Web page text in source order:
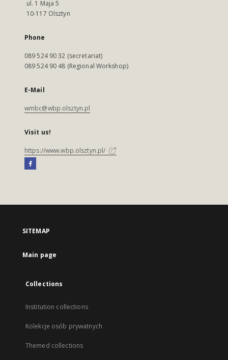
ul. 1 Maja 5
10-117 Olsztyn
Phone
089 524 90 32 (secretariat)
089 524 90 48 (Regional Workshop)
E-Mail
wmbc@wbp.olsztyn.pl
Visit us!
https://www.wbp.olsztyn.pl/
SITEMAP
Main page
Collections
Institution collections
Kolekcje osób prywatnych
Themed collections